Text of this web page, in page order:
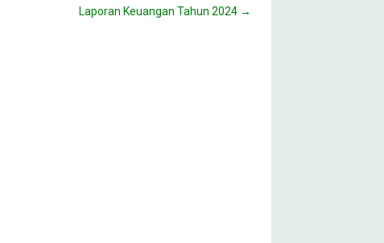
Laporan Keuangan Tahun 2024 →